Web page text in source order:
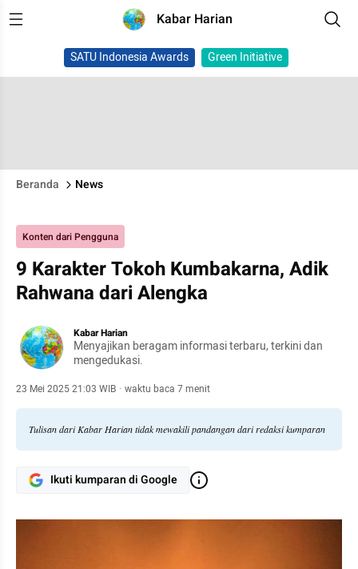
Kabar Harian
SATU Indonesia Awards Green Initiative
Beranda News
Konten dari Pengguna
9 Karakter Tokoh Kumbakarna, Adik
Rahwana dari Alengka
Kabar Harian
Menyajikan beragam informasi terbaru, terkini dan
mengedukasi.
23 Mei 2025 21:03 WIB · waktu baca 7 menit
Tulisan dari Kabar Harian tidak mewakili pandangan dari redaksi kumparan
Ikuti kumparan di Google